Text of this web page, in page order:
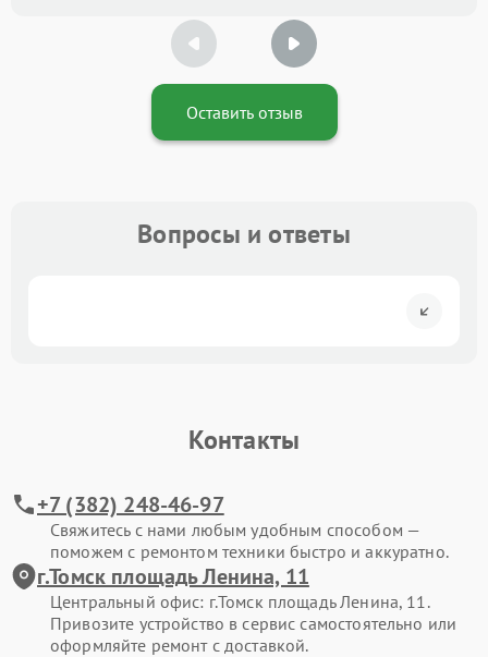
Оставить отзыв
Вопросы и ответы
Контакты
+7 (382) 248-46-97
Свяжитесь с нами любым удобным способом —
поможем с ремонтом техники быстро и аккуратно.
г.Томск площадь Ленина, 11
Центральный офис: г.Томск площадь Ленина, 11.
Привозите устройство в сервис самостоятельно или
оформляйте ремонт с доставкой.